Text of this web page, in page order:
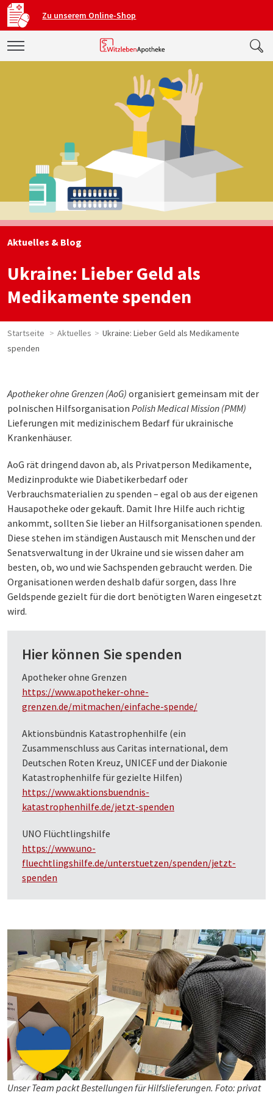
Zu unserem Online-Shop
Aktuelles & Blog
Ukraine: Lieber Geld als
Medikamente spenden
Startseite Aktuelles
Ukraine: Lieber Geld als Medikamente
spenden
Apotheker ohne Grenzen (AoG) organisiert gemeinsam mit der
polnischen Hilfsorganisation Polish Medical Mission (PMM)
Lieferungen mit medizinischem Bedarf für ukrainische
Krankenhäuser.
AoG rät dringend davon ab, als Privatperson Medikamente,
Medizinprodukte wie Diabetikerbedarf oder
Verbrauchsmaterialien zu spenden – egal ob aus der eigenen
Hausapotheke oder gekauft. Damit Ihre Hilfe auch richtig
ankommt, sollten Sie lieber an Hilfsorganisationen spenden.
Diese stehen im ständigen Austausch mit Menschen und der
Senatsverwaltung in der Ukraine und sie wissen daher am
besten, ob, wo und wie Sachspenden gebraucht werden. Die
Organisationen werden deshalb dafür sorgen, dass Ihre
Geldspende gezielt für die dort benötigten Waren eingesetzt
wird.
Hier können Sie spenden
Apotheker ohne Grenzen
https://www.apotheker-ohne-
grenzen.de/mitmachen/einfache-spende/
Aktionsbündnis Katastrophenhilfe (ein
Zusammenschluss aus Caritas international, dem
Deutschen Roten Kreuz, UNICEF und der Diakonie
Katastrophenhilfe für gezielte Hilfen)
https://www.aktionsbuendnis-
katastrophenhilfe.de/jetzt-spenden
UNO Flüchtlingshilfe
https://www.uno-
fluechtlingshilfe.de/unterstuetzen/spenden/jetzt-
spenden
Unser Team packt Bestellungen für Hilfslieferungen. Foto: privat